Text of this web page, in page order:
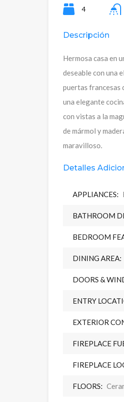
4
Descripción
Hermosa casa en
deseable con una
puertas francesas
una elegante
con vistas a la
de mármol y
maravilloso.
Detalles
APPLIANCES:
BATHROOM
BEDROOM
DINING AREA:
DOORS &
ENTRY
EXTERIOR
FIREPLACE
FIREPLACE
FLOORS: